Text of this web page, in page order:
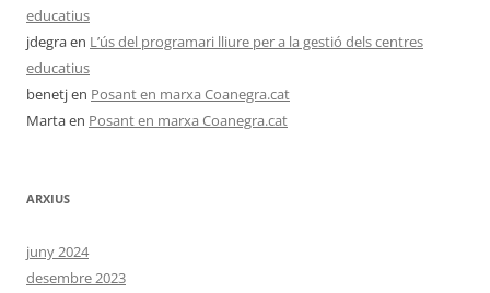
educatius
jdegraen L’ús del programari lliure per a la gestió dels centres
educatius
benetjen Posant en marxa Coanegra.cat
Martaen Posant en marxa Coanegra.cat
ARXIUS
juny 2024
desembre 2023